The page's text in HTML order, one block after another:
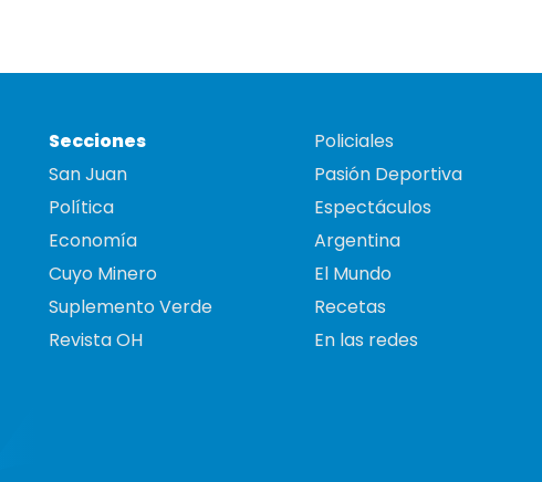
Secciones
San Juan
Política
Economía
Cuyo Minero
Suplemento Verde
Revista OH
Policiales
Pasión Deportiva
Espectáculos
Argentina
El Mundo
Recetas
En las redes